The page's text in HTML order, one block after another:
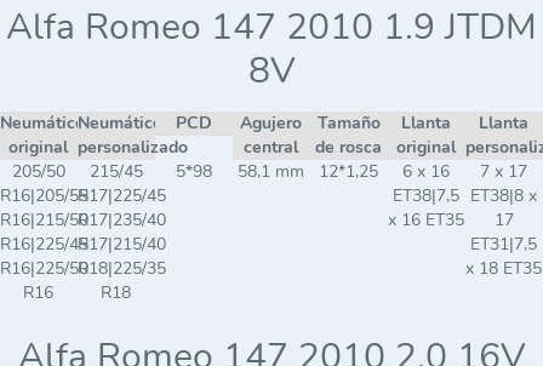
Alfa Romeo 147 2010 1.9 JTDM
8V
Neumático
original
Neumático
personalizado
PCD
Agujero
central
Tamaño
de rosca
Llanta
original
Llanta
205/50
R16|205/55
R16|215/50
R16|225/45
R16|225/50
R16
215/45
R17|225/45
R17|235/40
R17|215/40
R18|225/35
R18
5*98 58,1 mm 12*1,25
6 x 16
ET38|7,5
x 16 ET35
7 x 17
ET38|8 x
17
ET31|7,5
x 18 ET35